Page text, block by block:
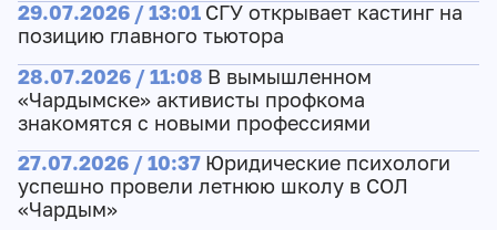
29.07.2026 / 13:01 СГУ открывает кастинг на
позицию главного тьютора
28.07.2026 / 11:08 В вымышленном
«Чардымске» активисты профкома
знакомятся с новыми профессиями
27.07.2026 / 10:37 Юридические психологи
успешно провели летнюю школу в СОЛ
«Чардым»